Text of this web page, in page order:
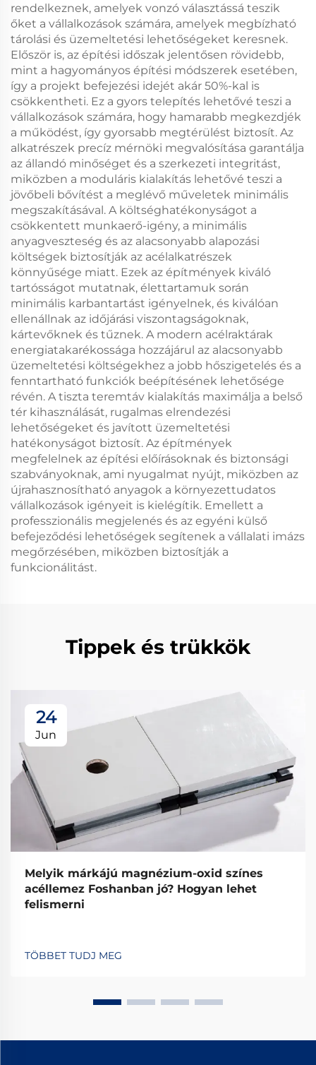
rendelkeznek, amelyek vonzó választássá teszik
őket a vállalkozások számára, amelyek megbízható
tárolási és üzemeltetési lehetőségeket keresnek.
Először is, az építési időszak jelentősen rövidebb,
mint a hagyományos építési módszerek esetében,
így a projekt befejezési idejét akár 50%-kal is
csökkentheti. Ez a gyors telepítés lehetővé teszi a
vállalkozások számára, hogy hamarabb megkezdjék
a működést, így gyorsabb megtérülést biztosít. Az
alkatrészek precíz mérnöki megvalósítása garantálja
az állandó minőséget és a szerkezeti integritást,
miközben a moduláris kialakítás lehetővé teszi a
jövőbeli bővítést a meglévő műveletek minimális
megszakításával. A költséghatékonyságot a
csökkentett munkaerő-igény, a minimális
anyagveszteség és az alacsonyabb alapozási
költségek biztosítják az acélalkatrészek
könnyűsége miatt. Ezek az építmények kiváló
tartósságot mutatnak, élettartamuk során
minimális karbantartást igényelnek, és kiválóan
ellenállnak az időjárási viszontagságoknak,
kártevőknek és tűznek. A modern acélraktárak
energiatakarékossága hozzájárul az alacsonyabb
üzemeltetési költségekhez a jobb hőszigetelés és a
fenntartható funkciók beépítésének lehetősége
révén. A tiszta teremtáv kialakítás maximálja a belső
tér kihasználását, rugalmas elrendezési
lehetőségeket és javított üzemeltetési
hatékonyságot biztosít. Az építmények
megfelelnek az építési előírásoknak és biztonsági
szabványoknak, ami nyugalmat nyújt, miközben az
újrahasznosítható anyagok a környezettudatos
vállalkozások igényeit is kielégítik. Emellett a
professzionális megjelenés és az egyéni külső
befejeződési lehetőségek segítenek a vállalati imázs
megőrzésében, miközben biztosítják a
funkcionálitást.
Tippek és trükkök
24
Jun
Melyik márkájú magnézium-oxid színes
acéllemez Foshanban jó? Hogyan lehet
felismerni
TÖBBET TUDJ MEG